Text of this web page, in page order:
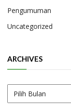
Pengumuman
Uncategorized
ARCHIVES
Archives